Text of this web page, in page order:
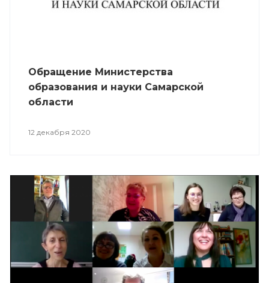
Обращение Министерства
образования и науки Самарской
области
12 декабря 2020